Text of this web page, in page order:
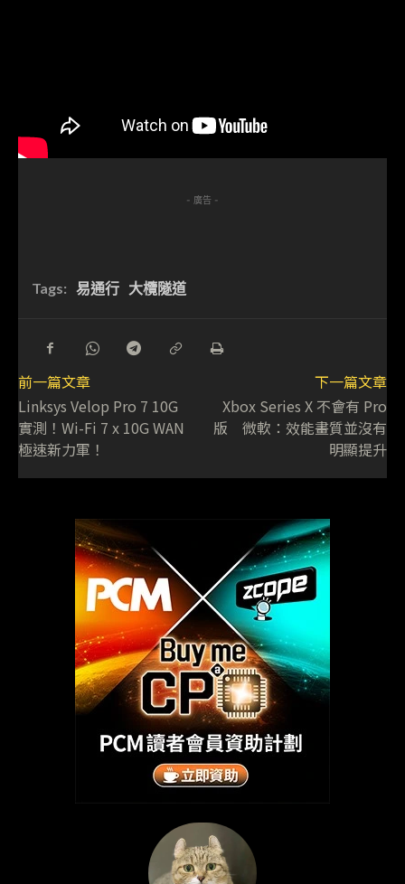
- 廣告 -
Tags: 易通行 大欖隧道
前一篇文章
Linksys Velop Pro 7 10G
實測！Wi-Fi 7 x 10G WAN
極速新力軍！
下一篇文章
Xbox Series X 不會有 Pro
版 微軟：效能畫質並沒有
明顯提升